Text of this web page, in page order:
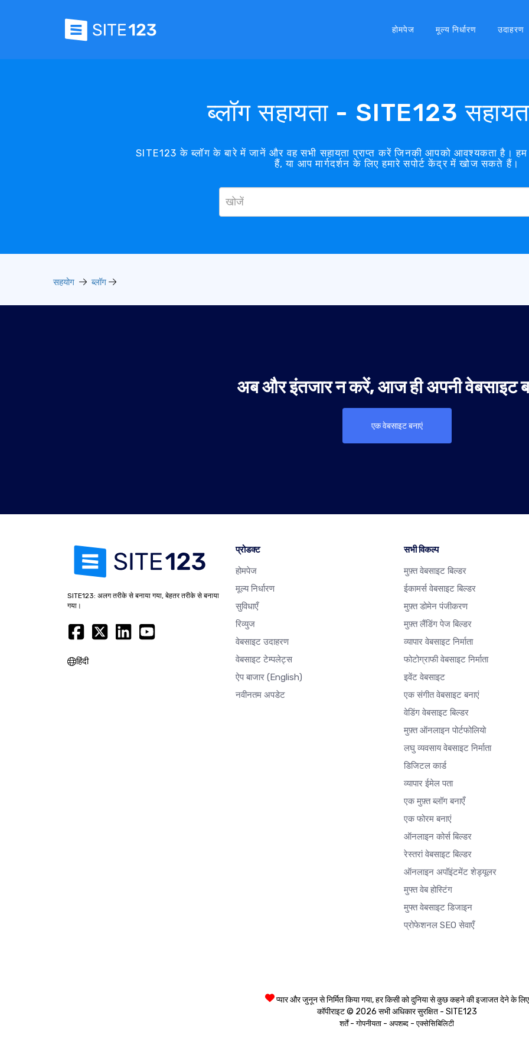
होमपेज मूल्य निर्धारण उदाहरण
ब्लॉग सहायता - SITE123
SITE123 के ब्लॉग के बारे में जानें और वह सभी सहायता प्राप्त करें जिनकी आपको आवश्यकता है।
हैं, या आप मार्गदर्शन के लिए हमारे सपोर्ट केंद्र में खोज सकते हैं।
सहयोग ब्लॉग
अब और इंतजार न करें, आज ही अपनी वेबसाइट
एक वेबसाइट बनाएं
SITE123: अलग तरीके से बनाया गया, बेहतर तरीके से बनाया
गया।
हिंदी
प्रोडक्ट
होमपेज
मूल्य निर्धारण
सुविधाएँ
रिव्युज
वेबसाइट उदाहरण
वेबसाइट टेम्पलेट्स
ऐप बाजार (English)
नवीनतम अपडेट
सभी विकल्प
मुफ़्त वेबसाइट बिल्डर
ईकामर्स वेबसाइट बिल्डर
मुफ़्त डोमेन पंजीकरण
मुफ़्त लैंडिंग पेज बिल्डर
व्यापार वेबसाइट निर्माता
फोटोग्राफी वेबसाइट निर्माता
इवेंट वेबसाइट
एक संगीत वेबसाइट बनाएं
वेडिंग वेबसाइट बिल्डर
मुफ़्त ऑनलाइन पोर्टफोलियो
लघु व्यवसाय वेबसाइट निर्माता
डिजिटल कार्ड
व्यापार ईमेल पता
एक मुफ़्त ब्लॉग बनाएँ
एक फोरम बनाएं
ऑनलाइन कोर्स बिल्डर
रेस्तरां वेबसाइट बिल्डर
ऑनलाइन अपॉइंटमेंट शेड्यूलर
मुफ्त वेब होस्टिंग
मुफ्त वेबसाइट डिजाइन
प्रोफेशनल SEO सेवाएँ
प्यार और जुनून से निर्मित किया गया, हर किसी को दुनिया से कुछ कहने की इजाजत देने के लिए
कॉपीराइट © 2026 सभी अधिकार सुरक्षित - SITE123
शर्तें-गोपनीयता - अपशब्द -एक्सेसिबिलिटी